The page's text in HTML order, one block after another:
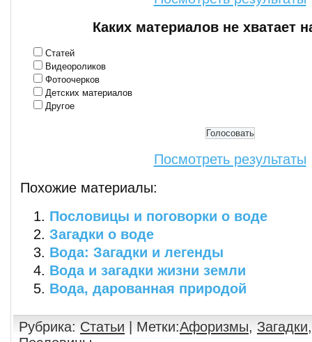
Каких материалов не хватает
Статей
Видеороликов
Фотоочерков
Детских материалов
Другое
Посмотреть результаты
Похожие материалы:
Пословицы и поговорки о воде
Загадки о воде
Вода: Загадки и легенды
Вода и загадки жизни земли
Вода, дарованная природой
Рубрика: Статьи | Метки:Афоризмы, Загадки